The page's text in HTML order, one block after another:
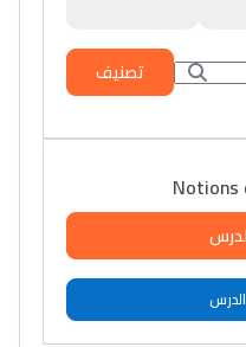
تصنيف
Notions